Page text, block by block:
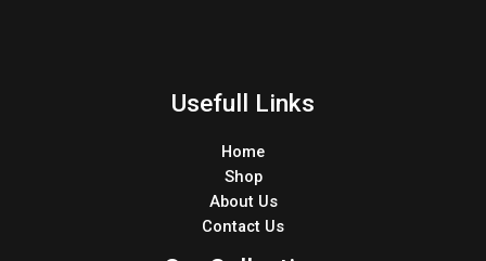
Usefull Links
Home
Shop
About Us
Contact Us